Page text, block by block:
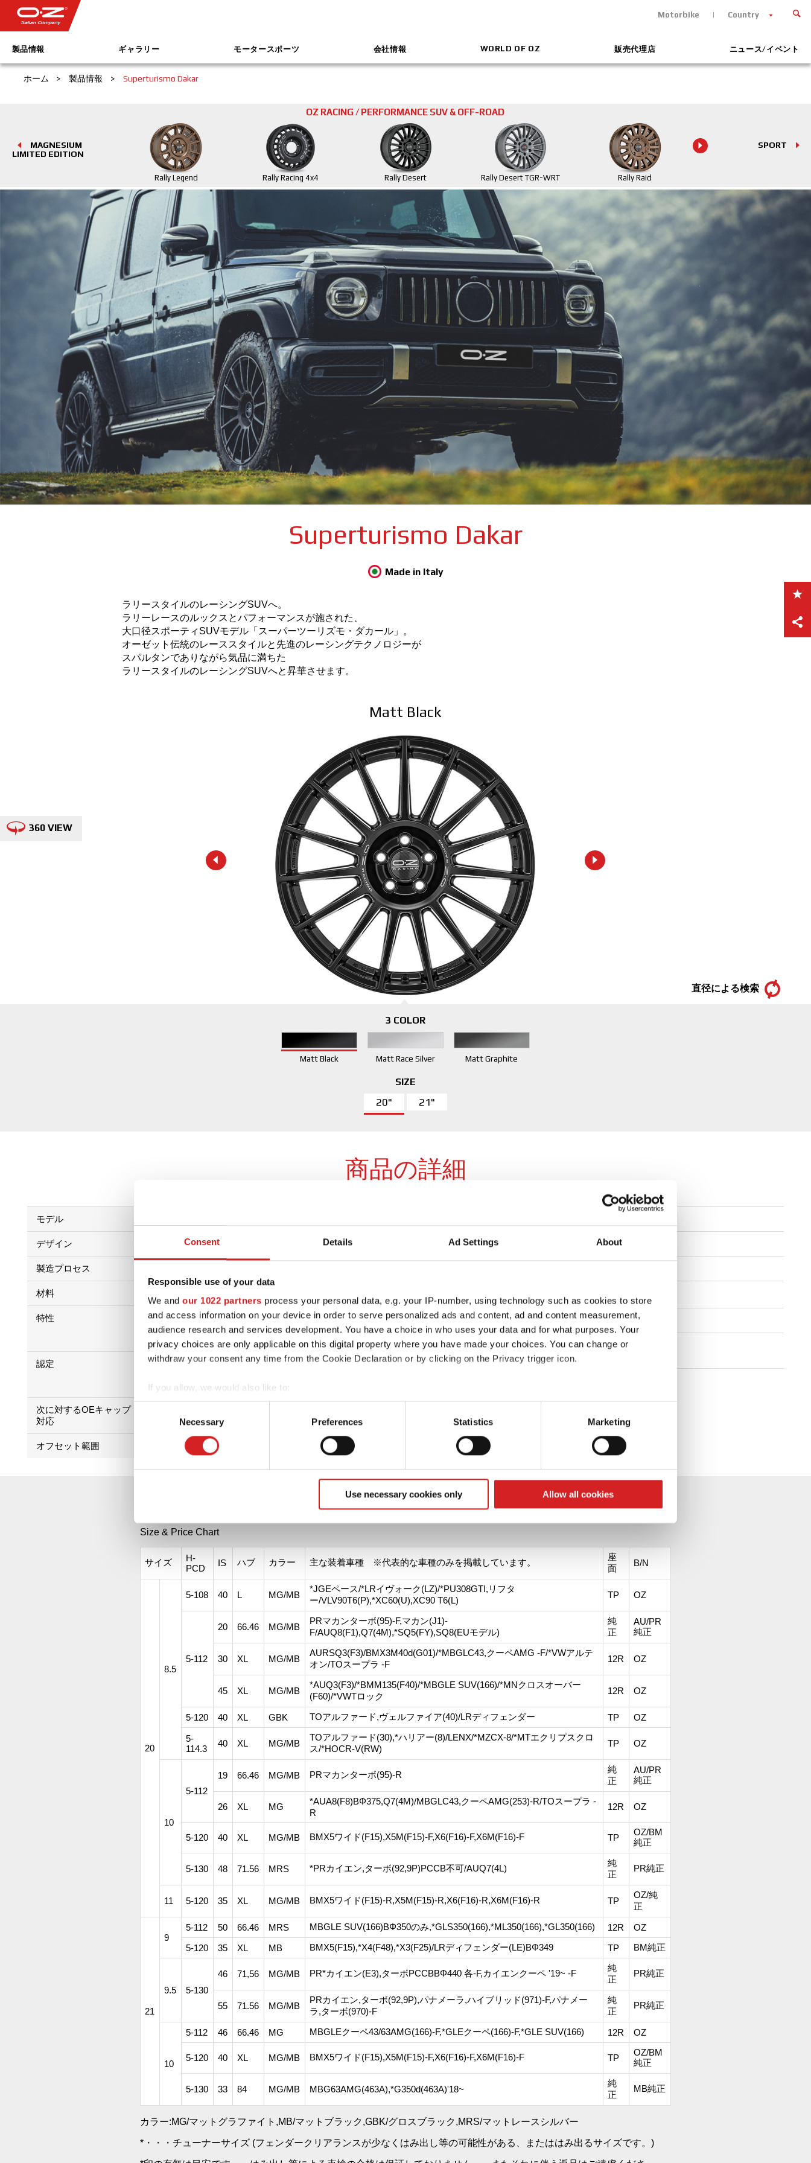
Consent Details Ad Settings About
Responsible use of your data
We and our 1022 partners process your personal data, e.g. your IP-number, using technology such as cookies to store
and access information on your device in order to serve personalized ads and content, ad and content measurement,
audience research and services development. You have a choice in who uses your data and for what purposes. Your
privacy choices are only applicable on this digital property where you have made your choices. You can change or
withdraw your consent any time from the Cookie Declaration or by clicking on the Privacy trigger icon.
If you allow, we would also like to:
Collect information about your geographical location which can be accurate to within several meters
Identify your device by actively scanning it for specific characteristics (fingerprinting)
Find out more about how your personal data is processed and set your preferences in the
information about your use of our site with our social media, advertising and analytics partners who may combine it with
other information that you’ve provided to them or that they’ve collected from your use of their services.
Necessary Preferences Statistics Marketing
Use necessary cookies only Allow all cookies
Motorbike Country
製品情報 ギャラリー モータースポーツ 会社情報 WORLD OF OZ 販売代理店 ニュース/イベント
ホーム > 製品情報 > Superturismo Dakar
OZ RACING / PERFORMANCE SUV & OFF-ROAD
Rally Legend Rally Racing 4x4 Rally Desert Rally Desert TGR-WRT Rally Raid
MAGNESIUM
LIMITED EDITION
SPORT
Superturismo Dakar
Made in Italy
ラリースタイルのレーシングSUVへ。
ラリーレースのルックスとパフォーマンスが施された、
大口径スポーティSUVモデル「スーパーツーリズモ・ダカール」。
オーゼット伝統のレーススタイルと先進のレーシングテクノロジーが
スパルタンでありながら気品に満ちた
ラリースタイルのレーシングSUVへと昇華させます。
360 VIEW
Matt Black
直径による検索
3 COLOR
Matt Black Matt Race Silver Matt Graphite
SIZE
20" 21"
商品の詳細
モデル
デザイン マルチスポーク
製造プロセス
材料
特性
認定
次に対するOEキャップ
対応
オフセット範囲
選択した直径 20"
ダウンロード
組み立てと保守
SUPERTURISMO-DAKAR(スーパーツーリズモダカール)
Size & Price Chart
サイズ
H-
PCD
IS ハブ カラー 主な装着車種 ※代表的な車種のみを掲載しています。
座
面
B/N
20
8.5
5-108 40 L MG/MB
*JGEペース/*LRイヴォーク(LZ)/*PU308GTI,リフタ
ー/VLV90T6(P),*XC60(U),XC90 T6(L)
TP OZ
5-112
20 66.46 MG/MB
PRマカンターボ(95)-F,マカン(J1)-
F/AUQ8(F1),Q7(4M),*SQ5(FY),SQ8(EUモデル)
純
正
AU/PR
純正
30 XL MG/MB
AURSQ3(F3)/BMX3M40d(G01)/*MBGLC43,クーペAMG -F/*VWアルテ
オン/TOスープラ -F
12R OZ
45 XL MG/MB
*AUQ3(F3)/*BMM135(F40)/*MBGLE SUV(166)/*MNクロスオーバー
(F60)/*VWTロック
12R OZ
5-120 40 XL GBK TOアルファード,ヴェルファイア(40)/LRディフェンダー TP OZ
5-
114.3
40 XL MG/MB
TOアルファード(30),*ハリアー(8)/LENX/*MZCX-8/*MTエクリプスクロ
ス/*HOCR-V(RW)
TP OZ
10
5-112
19 66.46 MG/MB PRマカンターボ(95)-R
純
正
AU/PR
純正
26 XL MG
*AUA8(F8)BΦ375,Q7(4M)/MBGLC43,クーペAMG(253)-R/TOスープラ -
R
12R OZ
5-120 40 XL MG/MB BMX5ワイド(F15),X5M(F15)-F,X6(F16)-F,X6M(F16)-F TP
OZ/BM
純正
5-130 48 71.56 MRS *PRカイエン,ターボ(92,9P)PCCB不可/AUQ7(4L)
純
正
PR純正
11 5-120 35 XL MG/MB BMX5ワイド(F15)-R,X5M(F15)-R,X6(F16)-R,X6M(F16)-R TP
OZ/純
正
21
9
5-112 50 66.46 MRS MBGLE SUV(166)BΦ350のみ,*GLS350(166),*ML350(166),*GL350(166) 12R
OZ
5-120
35 XL MB BMX5(F15),*X4(F48),*X3(F25)/LRディフェンダー(LE)BΦ349 TP BM純正
9.5 5-130
46 71,56 MG/MB PR*カイエン(E3),ターボPCCBBΦ440 各-F,カイエンクーペ '19~ -F
純
正
PR純正
55 71.56 MG/MB
PRカイエン,ターボ(92,9P),パナメーラ,ハイブリッド(971)-F,パナメー
ラ,ターボ(970)-F
純
正
PR純正
10
5-112 46 66.46 MG MBGLEクーペ43/63AMG(166)-F,*GLEクーペ(166)-F,*GLE SUV(166) 12R OZ
5-120 40 XL MG/MB BMX5ワイド(F15),X5M(F15)-F,X6(F16)-F,X6M(F16)-F TP
OZ/BM
純正
5-130 33 84 MG/MB MBG63AMG(463A),*G350d(463A)'18~
純
正
MB純正
カラー:MG/マットグラファイト,MB/マットブラック,GBK/グロスブラック,MRS/マットレースシルバー
*・・・チューナーサイズ (フェンダークリアランスが少なくはみ出し等の可能性がある、またははみ出るサイズです。)